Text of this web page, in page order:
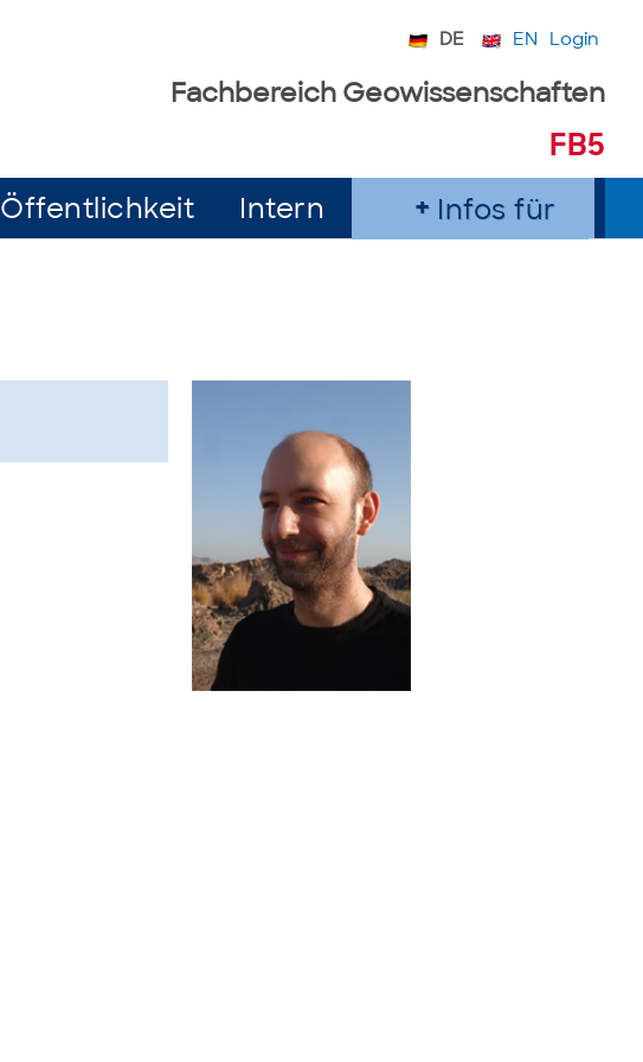
DE EN Login
Fachbereich Geowissenschaften
FB5
Öffentlichkeit Intern Infos für